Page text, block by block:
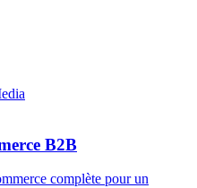
B2B
complète pour un